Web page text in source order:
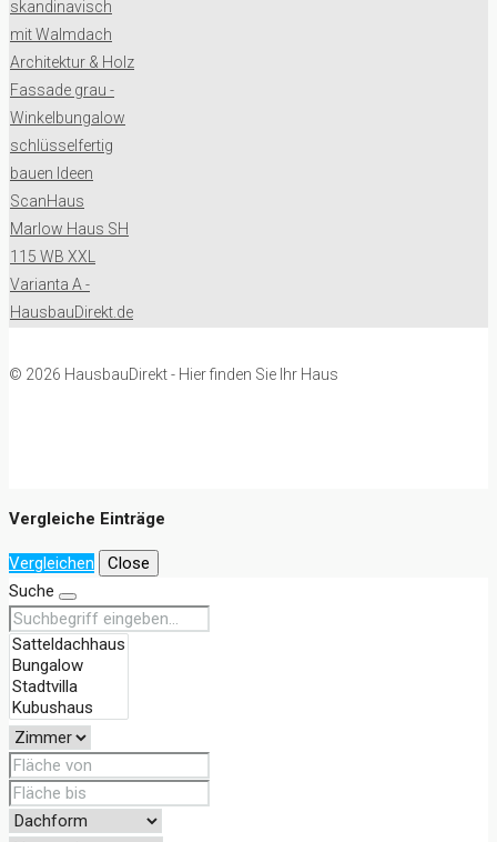
© 2026 HausbauDirekt - Hier finden Sie Ihr Haus
Vergleiche Einträge
Vergleichen
Close
Suche